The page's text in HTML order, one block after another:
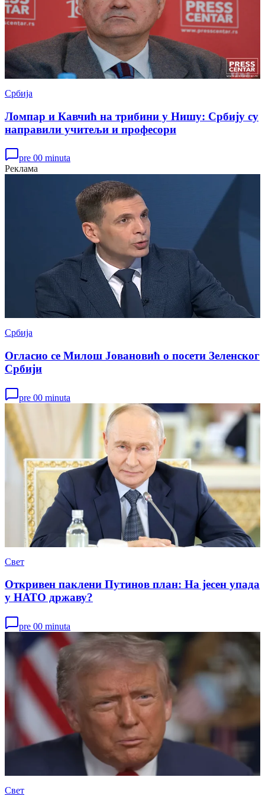
Србија
Ломпар и Кавчић на трибини у Нишу: Србију су
направили учитељи и професори
pre 00 minuta
Реклама
Србија
Огласио се Милош Јовановић о посети Зеленског
Србији
pre 00 minuta
Свет
Откривен паклени Путинов план: На јесен упада
у НАТО државу?
pre 00 minuta
Свет